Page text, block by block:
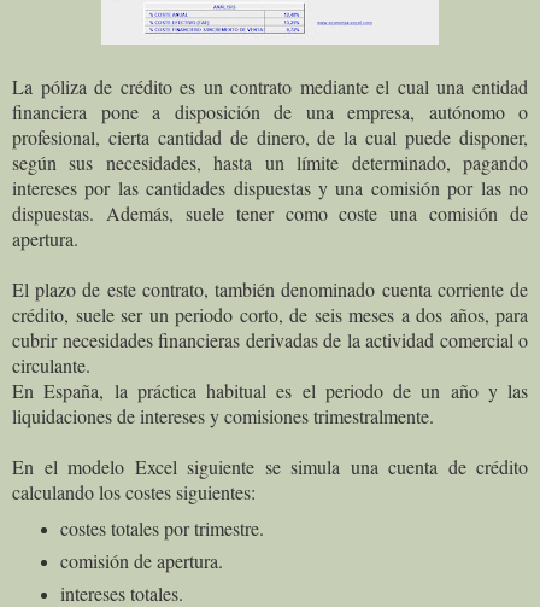
La póliza de crédito es un contrato mediante el cual una entidad
financiera pone a disposición de una empresa, autónomo o
profesional, cierta cantidad de dinero, de la cual puede disponer,
según sus necesidades, hasta un límite determinado, pagando
intereses por las cantidades dispuestas y una comisión por las no
dispuestas. Además, suele tener como coste una comisión de
apertura.
El plazo de este contrato, también denominado cuenta corriente de
crédito, suele ser un periodo corto, de seis meses a dos años, para
cubrir necesidades financieras derivadas de la actividad comercial o
circulante.
En España, la práctica habitual es el periodo de un año y las
liquidaciones de intereses y comisiones trimestralmente.
En el modelo Excel siguiente se simula una cuenta de crédito
calculando los costes siguientes:
costes totales por trimestre.
comisión de apertura.
intereses totales.